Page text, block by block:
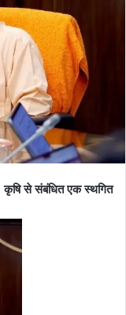
से संबंधित एक स्थगित